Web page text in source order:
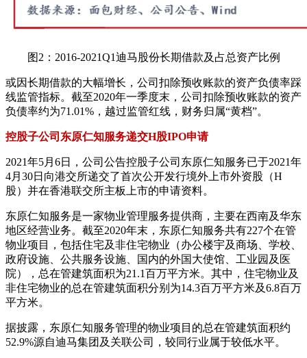
图2：2016-2021Q1迪马股份长期借款及占总资产比例
或因长期借款的大幅增长，公司扣除预收账款的资产负债率踩
线监管指标。截至2020年一季度末，公司扣除预收账款的资产
负债率约为71.01%，越过监管红线，财务归属“黄档”。
控股子公司东原仁知服务递交H股IPO申请
2021年5月6日，公司公告控股子公司东原仁知服务已于2021年
4月30日向港交所递交了首次公开发行境外上市外资股（H
股）并在香港联交所主板上市的申请资料。
东原仁知服务是一家物业管理服务提供商，主要在西南及华东
地区经营业务。截至2020年末，东原仁知服务共有227个在管
物业项目，包括住宅及非住宅物业（办公楼宇及商场、学校、
政府设施、公共服务设施、国内的外国大使馆、工业园及医
院），总在管建筑面积为21.1百万平方米。其中，住宅物业及
非住宅物业的总在管建筑面积分别为14.3百万平方米及6.8百万
平方米。
据披露，东原仁知服务管理的物业项目的总在管建筑面积约
52.9%源自迪马集团及关联公司，较同行业属于较低水平。